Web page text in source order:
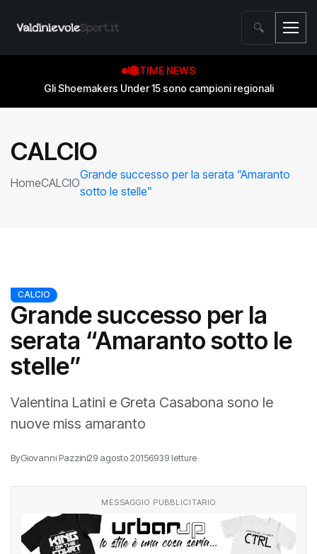
🔍
ULTIME NEWS
Gli Shoemakers Under 15 sono campioni regionali
CALCIO
HomeCALCIO
Grande successo per la serata “Amaranto
sotto le stelle”
CALCIO
Grande successo per la
serata “Amaranto sotto le
stelle”
Valentina Latini e Greta Casabona sono le
nuove miss amaranto
ByGiovanni Pazzini29 agosto 20156939 letture
MESSAGGIO PUBBLICITARIO